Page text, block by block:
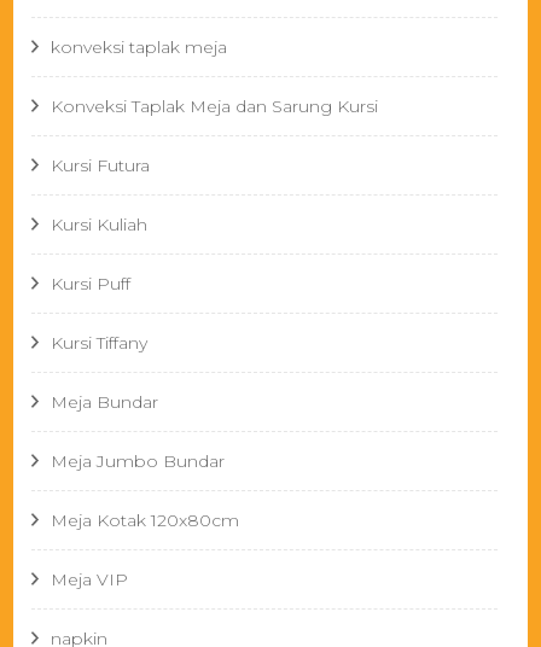
konveksi taplak meja
Konveksi Taplak Meja dan Sarung Kursi
Kursi Futura
Kursi Kuliah
Kursi Puff
Kursi Tiffany
Meja Bundar
Meja Jumbo Bundar
Meja Kotak 120x80cm
Meja VIP
napkin